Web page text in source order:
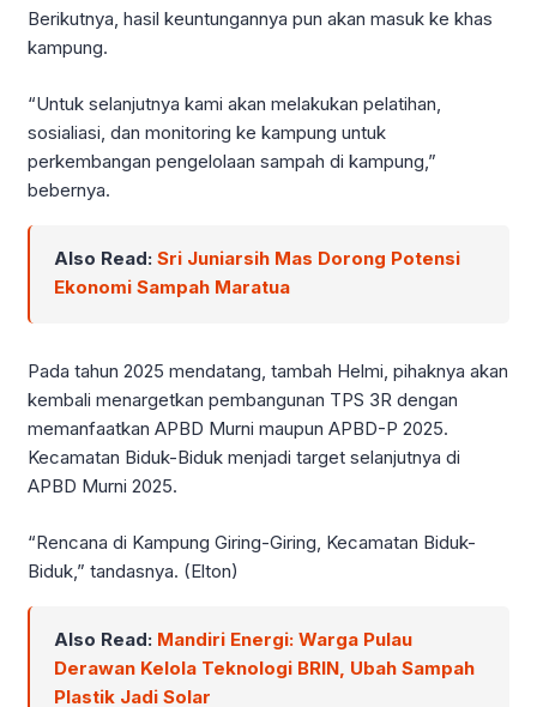
Berikutnya, hasil keuntungannya pun akan masuk ke khas
kampung.
“Untuk selanjutnya kami akan melakukan pelatihan,
sosialiasi, dan monitoring ke kampung untuk
perkembangan pengelolaan sampah di kampung,”
bebernya.
Also Read: Sri Juniarsih Mas Dorong Potensi
Ekonomi Sampah Maratua
Pada tahun 2025 mendatang, tambah Helmi, pihaknya akan
kembali menargetkan pembangunan TPS 3R dengan
memanfaatkan APBD Murni maupun APBD-P 2025.
Kecamatan Biduk-Biduk menjadi target selanjutnya di
APBD Murni 2025.
“Rencana di Kampung Giring-Giring, Kecamatan Biduk-
Biduk,” tandasnya. (Elton)
Also Read: Mandiri Energi: Warga Pulau
Derawan Kelola Teknologi BRIN, Ubah Sampah
Plastik Jadi Solar